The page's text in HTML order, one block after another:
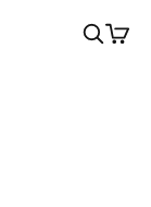
Suchen